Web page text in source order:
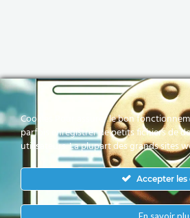
Cookies Pour assurer le bon
parfois enregistrer de petits fichiers de
utilisateurs. La plupart des grands sites
Accepter les